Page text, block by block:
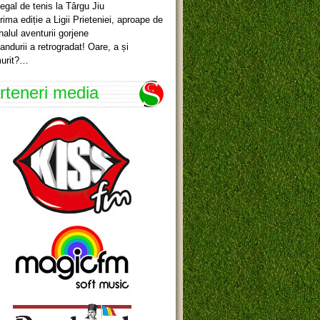
de tenis la Târgu Jiu
ediție a Ligii Prieteniei, aproape de
aventurii gorjene
a retrogradat! Oare, a și
media